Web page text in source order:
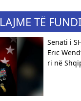
LAJME TË
Senati i
Eric
ri në